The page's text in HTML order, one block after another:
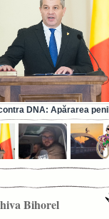
DNA: Apărarea
fostului ministru al
Bihorel